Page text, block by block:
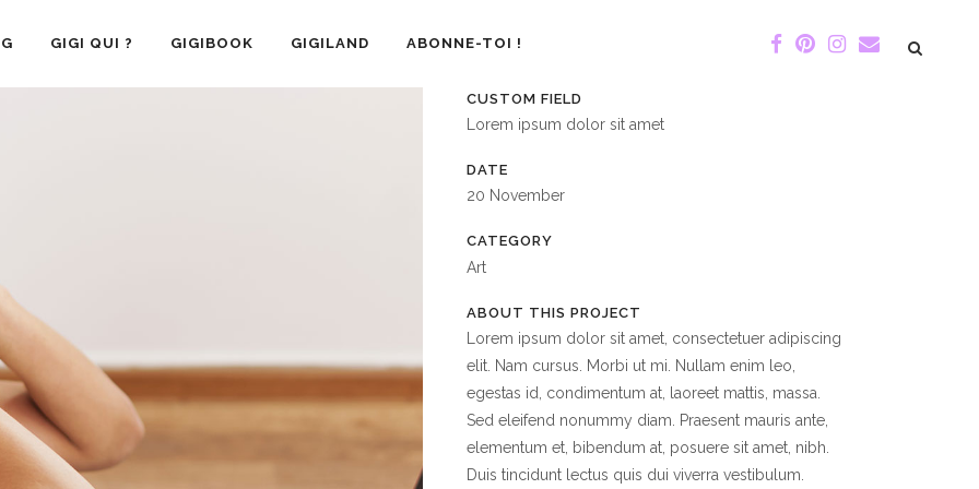
GIGI QUI ? GIGIBOOK GIGILAND ABONNE-TOI !
CUSTOM FIELD
Lorem ipsum dolor sit amet
DATE
20 November
CATEGORY
Art
ABOUT THIS PROJECT
Lorem ipsum dolor sit amet, consectetuer adipiscing
elit. Nam cursus. Morbi ut mi. Nullam enim leo,
egestas id, condimentum at, laoreet mattis, massa.
Sed eleifend nonummy diam. Praesent mauris ante,
elementum et, bibendum at, posuere sit amet, nibh.
Duis tincidunt lectus quis dui viverra vestibulum.